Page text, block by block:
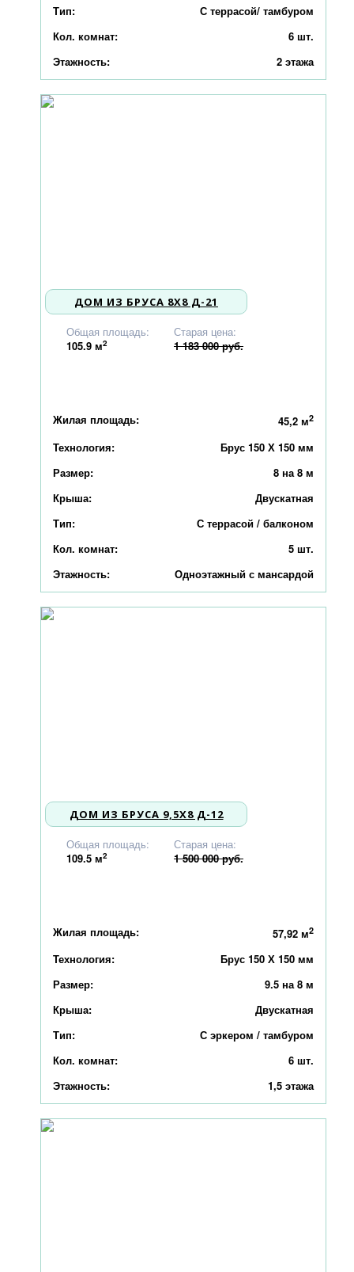
Тип:
С террасой/ тамбуром
Кол. комнат:
6 шт.
Этажность:
2 этажа
ДОМ ИЗ БРУСА 8X8 Д-21
Старая цена:
1 183 000 руб.
Общая площадь:
105.9 м2
Жилая площадь: 45,2 м2
Технология:
Брус 150 Х 150 мм
Размер:
8 на 8 м
Крыша:
Двускатная
Тип:
С террасой / балконом
Кол. комнат:
5 шт.
Этажность:
Одноэтажный с мансардой
ДОМ ИЗ БРУСА 9,5X8 Д-12
Старая цена:
1 500 000 руб.
Общая площадь:
109.5 м2
Жилая площадь: 57,92 м2
Технология:
Брус 150 Х 150 мм
Размер:
9.5 на 8 м
Крыша:
Двускатная
Тип:
С эркером / тамбуром
Кол. комнат:
6 шт.
Этажность:
1,5 этажа